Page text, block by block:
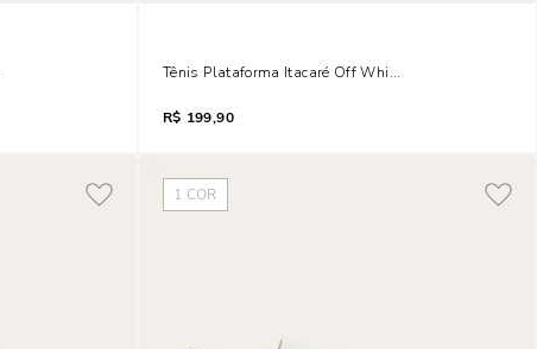
Tênis Plataforma Itacaré Off White E Cinza
R$ 199,90
1 COR